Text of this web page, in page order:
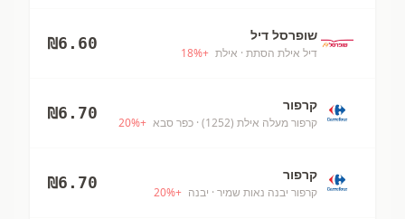
שופרסל דיל
דיל אילת הסתת · אילת +
18%
₪6.60
קרפור
קרפור מעלה אילת (1252) · כפר סבא +
20%
₪6.70
קרפור
קרפור יבנה נאות שמיר · יבנה +
20%
₪6.70